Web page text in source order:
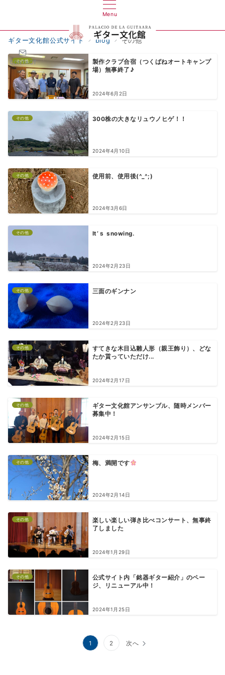
Menu
CONTACT
ギター文化館公式サイト blog その他
その他
製作クラブ合宿（つくばねオートキャンプ
場）無事終了♪
2024年6月2日
その他 300株の大きなリュウノヒゲ！！
2024年4月10日
その他 使用前、使用後(^_^;)
2024年3月6日
その他 It‘ｓ snowing.
2024年2月23日
その他 三面のギンナン
2024年2月23日
その他
すてきな木目込雛人形（親王飾り）、どな
たか貰っていただけ...
2024年2月17日
その他
ギター文化館アンサンブル、随時メンバー
募集中！
2024年2月15日
その他 梅、満開です
2024年2月14日
その他
楽しい楽しい弾き比べコンサート、無事終
了しました
2024年1月29日
その他
公式サイト内「銘器ギター紹介」のペー
ジ、リニューアル中！
2024年1月25日
1 2 次へ